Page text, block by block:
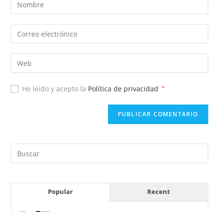
He leído y acepto la Política de privacidad *
Popular Recent